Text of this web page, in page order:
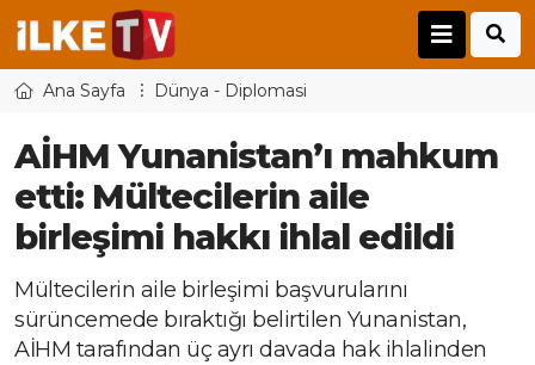
Ana Sayfa Dünya - Diplomasi
AİHM Yunanistan’ı mahkum
etti: Mültecilerin aile
birleşimi hakkı ihlal edildi
Mültecilerin aile birleşimi başvurularını
sürüncemede bıraktığı belirtilen Yunanistan,
AİHM tarafından üç ayrı davada hak ihlalinden